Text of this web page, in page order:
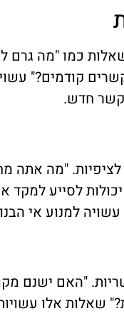
שאלות כמו "מה גרם
קודמים?"
חדש.
"מה אתה
לסייע למקד
למנוע אי
"האם ישנם
שאלות אלו